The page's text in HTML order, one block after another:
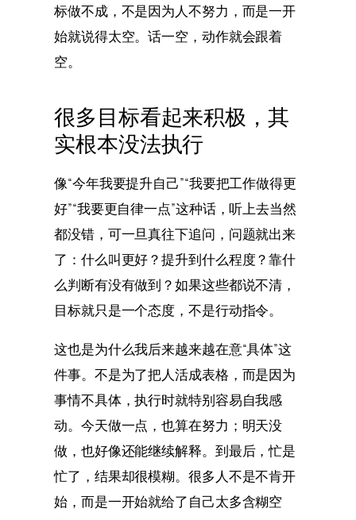
标做不成，不是因为人不努力，而是一开
始就说得太空。话一空，动作就会跟着
空。
很多目标看起来积极，其
实根本没法执行
像“今年我要提升自己”“我要把工作做得更
好”“我要更自律一点”这种话，听上去当然
都没错，可一旦真往下追问，问题就出来
了：什么叫更好？提升到什么程度？靠什
么判断有没有做到？如果这些都说不清，
目标就只是一个态度，不是行动指令。
这也是为什么我后来越来越在意“具体”这
件事。不是为了把人活成表格，而是因为
事情不具体，执行时就特别容易自我感
动。今天做一点，也算在努力；明天没
做，也好像还能继续解释。到最后，忙是
忙了，结果却很模糊。很多人不是不肯开
始，而是一开始就给了自己太多含糊空